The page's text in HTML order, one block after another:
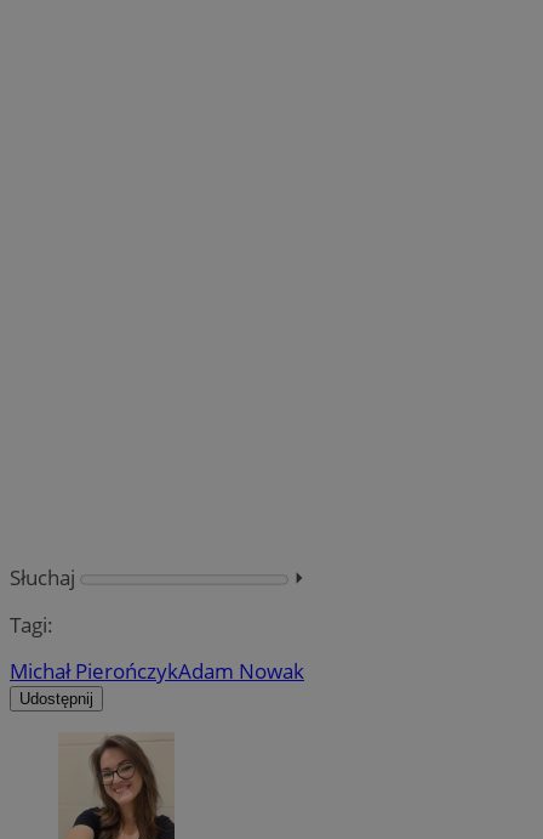
Słuchaj
⏵︎
Tagi:
Michał PierończykAdam Nowak
Udostępnij